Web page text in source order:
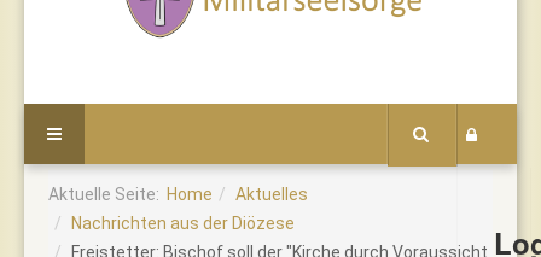
Aktuelle Seite: Home
Aktuelles
Nachrichten aus der Diözese
Freistetter: Bischof soll der "Kirche durch Voraussicht